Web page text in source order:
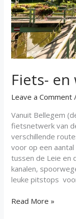
Fiets-
Leave a Comment
Vanuit Bellegem
fietsnetwerk van
verschillende
voor op een
tussen de Leie en
kanalen,
leuke pitstops
Read More »